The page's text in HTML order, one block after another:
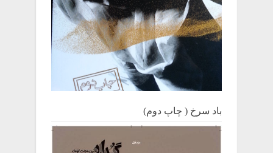
باد سرخ ( چاپ دوم)